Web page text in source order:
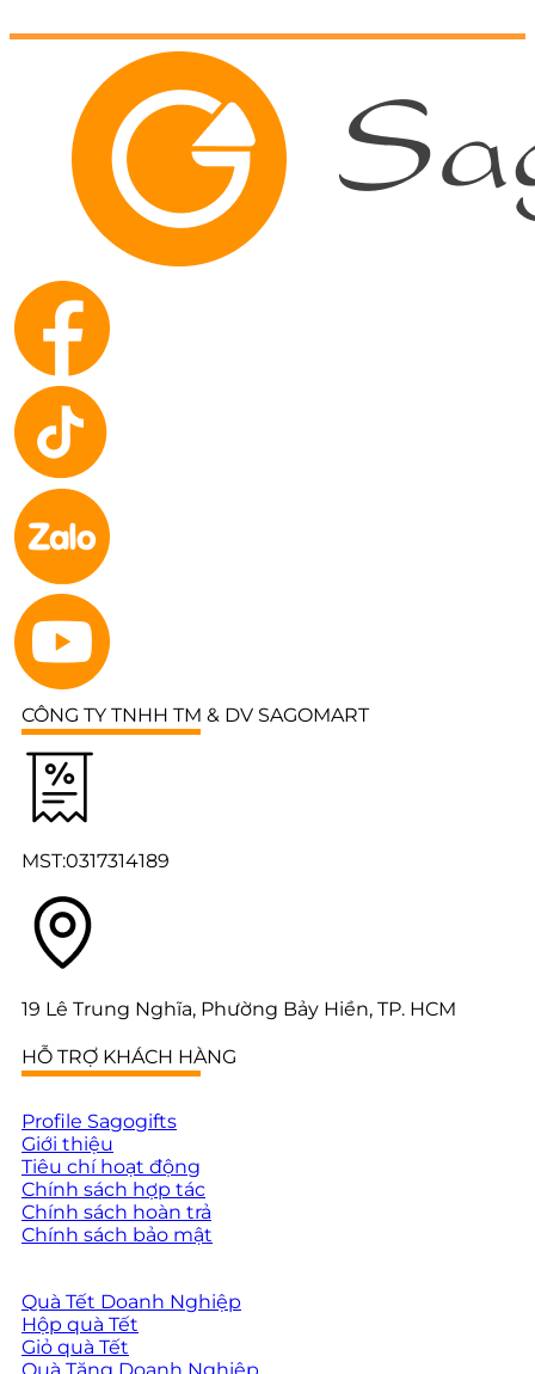
CÔNG TY TNHH TM & DV SAGOMART
MST:0317314189
19 Lê Trung Nghĩa, Phường Bảy Hiền, TP. HCM
HỖ TRỢ KHÁCH HÀNG
Profile Sagogifts
Giới thiệu
Tiêu chí hoạt động
Chính sách hợp tác
Chính sách hoàn trả
Chính sách bảo mật
Quà Tết Doanh Nghiệp
Hộp quà Tết
Giỏ quà Tết